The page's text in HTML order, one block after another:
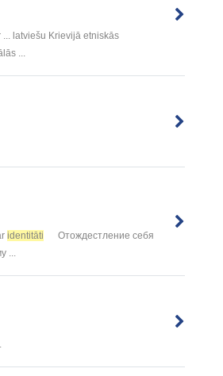
latviešu Krievijā etniskās
...
identitāti
Отождестление себя
...